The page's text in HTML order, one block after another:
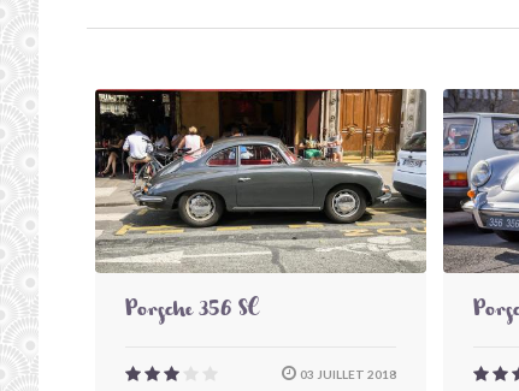
Porsche 356 SC
03 JUILLET 2018